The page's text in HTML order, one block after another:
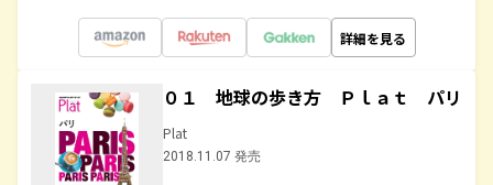
詳細を見る
０１ 地球の歩き方 Ｐｌａｔ パリ
Plat
2018.11.07 発売